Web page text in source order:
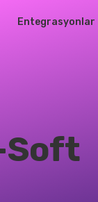
Entegrasyonlar
Soft